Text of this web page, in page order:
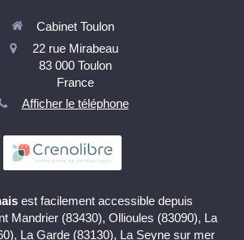
Cabinet Toulon
22 rue Mirabeau
83 000 Toulon
France
Afficher le téléphone
est facilement accessible depuis
Mandrier (83430), Ollioules (83090), La
La Garde (83130), La Seyne sur mer